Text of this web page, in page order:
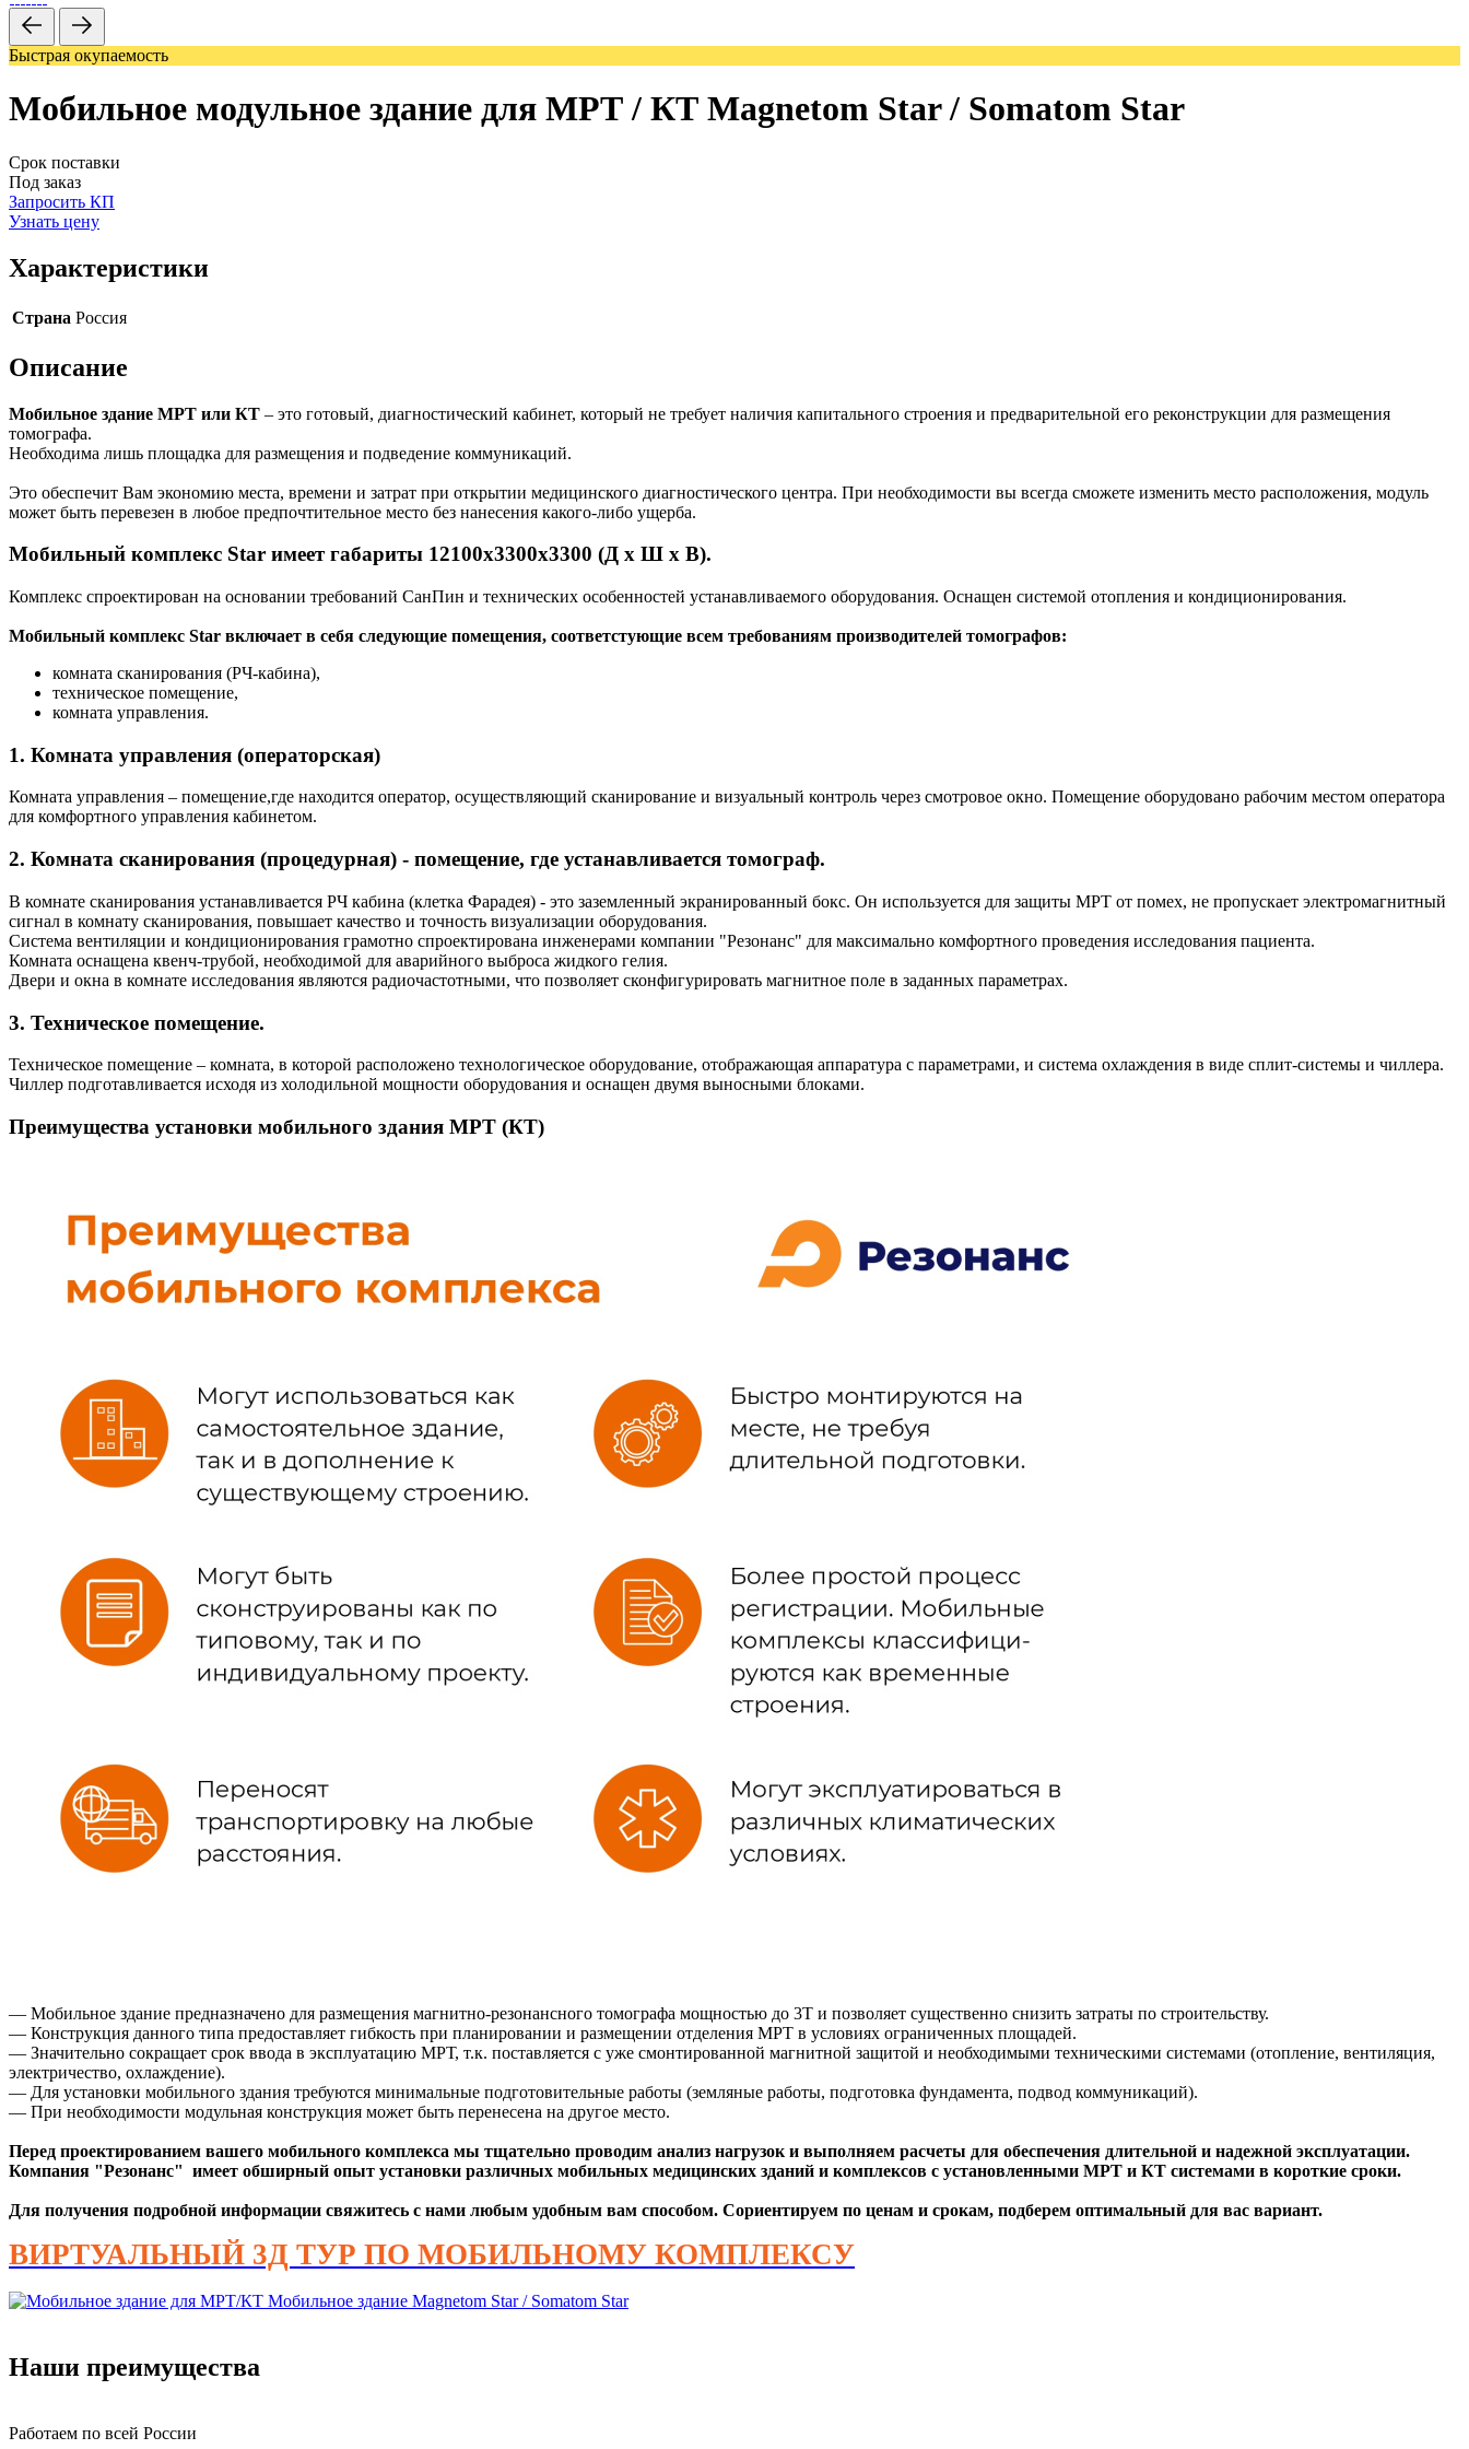
Быстрая окупаемость
Мобильное модульное здание для МРТ / КТ Magnetom Star / Somatom Star
Срок поставки
Под заказ
Запросить КП
Узнать цену
Характеристики
Страна Россия
Описание
Мобильное здание МРТ или КТ – это готовый, диагностический кабинет, который не требует наличия капитального строения и предварительной его реконструкции для размещения
томографа.
Необходима лишь площадка для размещения и подведение коммуникаций.
Это обеспечит Вам экономию места, времени и затрат при открытии медицинского диагностического центра. При необходимости вы всегда сможете изменить место расположения, модуль
может быть перевезен в любое предпочтительное место без нанесения какого-либо ущерба.
Мобильный комплекс Star имеет габариты 12100х3300х3300 (Д х Ш х В).
Комплекс спроектирован на основании требований СанПин и технических особенностей устанавливаемого оборудования. Оснащен системой отопления и кондиционирования.
Мобильный комплекс Star включает в себя следующие помещения, соответстующие всем требованиям производителей томографов:
комната сканирования (РЧ-кабина),
техническое помещение,
комната управления.
1. Комната управления (операторская)
Комната управления – помещение,где находится оператор, осуществляющий сканирование и визуальный контроль через смотровое окно. Помещение оборудовано рабочим местом оператора
для комфортного управления кабинетом.
2. Комната сканирования (процедурная) - помещение, где устанавливается томограф.
В комнате сканирования устанавливается РЧ кабина (клетка Фарадея) - это заземленный экранированный бокс. Он используется для защиты МРТ от помех, не пропускает электромагнитный
сигнал в комнату сканирования, повышает качество и точность визуализации оборудования.
Система вентиляции и кондиционирования грамотно спроектирована инженерами компании "Резонанс" для максимально комфортного проведения исследования пациента.
Комната оснащена квенч-трубой, необходимой для аварийного выброса жидкого гелия.
Двери и окна в комнате исследования являются радиочастотными, что позволяет сконфигурировать магнитное поле в заданных параметрах.
3. Техническое помещение.
Техническое помещение – комната, в которой расположено технологическое оборудование, отображающая аппаратура с параметрами, и система охлаждения в виде сплит-системы и чиллера.
Чиллер подготавливается исходя из холодильной мощности оборудования и оснащен двумя выносными блоками.
Преимущества установки мобильного здания МРТ (КТ)
— Мобильное здание предназначено для размещения магнитно-резонансного томографа мощностью до 3T и позволяет существенно снизить затраты по строительству.
— Конструкция данного типа предоставляет гибкость при планировании и размещении отделения МРТ в условиях ограниченных площадей.
— Значительно сокращает срок ввода в эксплуатацию МРТ, т.к. поставляется с уже смонтированной магнитной защитой и необходимыми техническими системами (отопление, вентиляция,
электричество, охлаждение).
— Для установки мобильного здания требуются минимальные подготовительные работы (земляные работы, подготовка фундамента, подвод коммуникаций).
— При необходимости модульная конструкция может быть перенесена на другое место.
Перед проектированием вашего мобильного комплекса мы тщательно проводим анализ нагрузок и выполняем расчеты для обеспечения длительной и надежной эксплуатации.
Компания "Резонанс" имеет обширный опыт установки различных мобильных медицинских зданий и комплексов с установленными МРТ и КТ системами в короткие сроки.
Для получения подробной информации свяжитесь с нами любым удобным вам способом. Сориентируем по ценам и срокам, подберем оптимальный для вас вариант.
ВИРТУАЛЬНЫЙ 3Д ТУР ПО МОБИЛЬНОМУ КОМПЛЕКСУ
Наши преимущества
Работаем по всей России